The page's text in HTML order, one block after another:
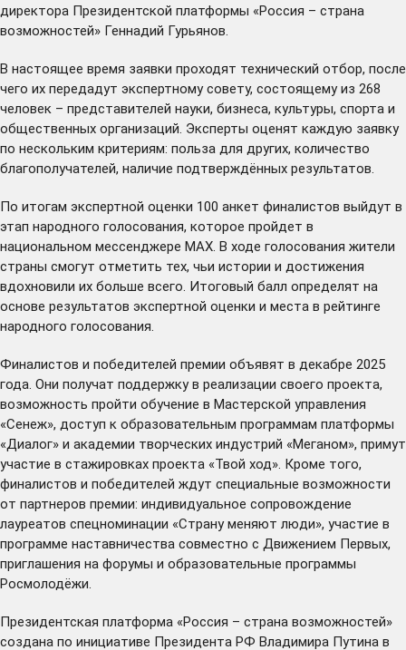
директора Президентской платформы «Россия – страна
возможностей» Геннадий Гурьянов.
В настоящее время заявки проходят технический отбор, после
чего их передадут экспертному совету, состоящему из 268
человек – представителей науки, бизнеса, культуры, спорта и
общественных организаций. Эксперты оценят каждую заявку
по нескольким критериям: польза для других, количество
благополучателей, наличие подтверждённых результатов.
По итогам экспертной оценки 100 анкет финалистов выйдут в
этап народного голосования, которое пройдет в
национальном мессенджере MAX. В ходе голосования жители
страны смогут отметить тех, чьи истории и достижения
вдохновили их больше всего. Итоговый балл определят на
основе результатов экспертной оценки и места в рейтинге
народного голосования.
Финалистов и победителей премии объявят в декабре 2025
года. Они получат поддержку в реализации своего проекта,
возможность пройти обучение в Мастерской управления
«Сенеж», доступ к образовательным программам платформы
«Диалог» и академии творческих индустрий «Меганом», примут
участие в стажировках проекта «Твой ход». Кроме того,
финалистов и победителей ждут специальные возможности
от партнеров премии: индивидуальное сопровождение
лауреатов спецноминации «Страну меняют люди», участие в
программе наставничества совместно с Движением Первых,
приглашения на форумы и образовательные программы
Росмолодёжи.
Президентская платформа «Россия – страна возможностей»
создана по инициативе Президента РФ Владимира Путина в